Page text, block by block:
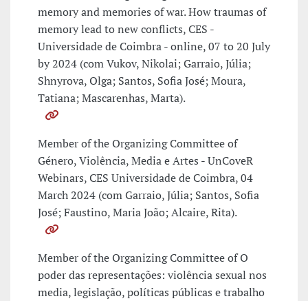
memory and memories of war. How traumas of
memory lead to new conflicts, CES -
Universidade de Coimbra - online, 07 to 20 July
by 2024 (com Vukov, Nikolai; Garraio, Júlia;
Shnyrova, Olga; Santos, Sofia José; Moura,
Tatiana; Mascarenhas, Marta).
Member of the Organizing Committee of
Género, Violência, Media e Artes - UnCoveR
Webinars, CES Universidade de Coimbra, 04
March 2024 (com Garraio, Júlia; Santos, Sofia
José; Faustino, Maria João; Alcaire, Rita).
Member of the Organizing Committee of O
poder das representações: violência sexual nos
media, legislação, políticas públicas e trabalho